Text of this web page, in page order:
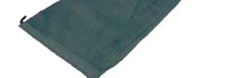
Die schwarzen Sandsäcke aus PP-
Bändchengewebe sind hoch uv-stabilisiert,
wodurch sie sich durch eine deutlich längere